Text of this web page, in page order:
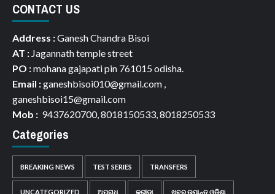
CONTACT US
Address :Ganesh Chandra Bisoi
AT : Jagannath temple street
PO :mohana gajapati pin 761015 odisha.
Email :ganeshbisoi010@gmail.com ,
ganeshbisoi15@gmail.com
Mob : 9437620700, 8018150533, 8018250533
Categories
BREAKING NEWS TEST SERIES TRANSFERS
UNCATEGORIZED ଅପରାଧ କ୍ରୀଡ଼ା ଖବର ଉପାନ୍ତ ଓଡିଶା